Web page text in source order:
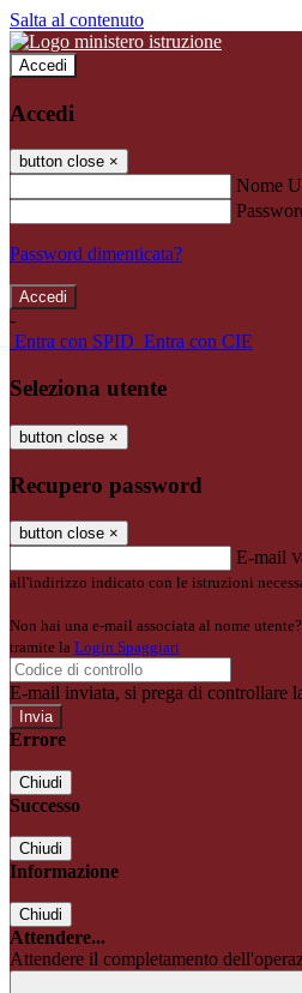
Salta al contenuto
Accedi
Accedi
button close ×
Nome
Password dimenticata?
-
Entra con SPID Entra con CIE
Seleziona utente
button close ×
Recupero password
button close ×
E-mail
all'indirizzo indicato con le istruzioni
Non hai una e-mail associata al nome
tramite la Login Spaggiari
E-mail inviata, si prega di controllare
Errore
Chiudi
Successo
Chiudi
Informazione
Chiudi
Attendere...
Attendere il completamento